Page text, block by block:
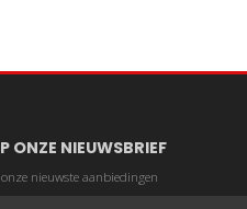
ONZE NIEUWSBRIEF
nieuwste aanbiedingen